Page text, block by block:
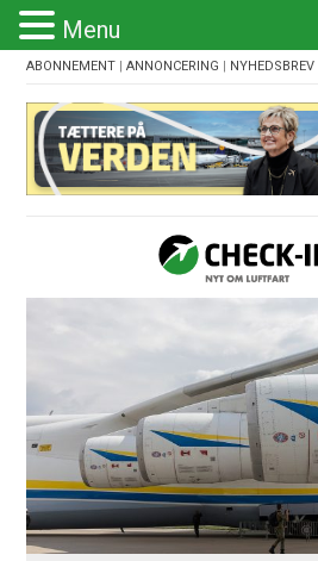
ABONNEMENT |ANNONCERING | NYHEDSBREV
Menu